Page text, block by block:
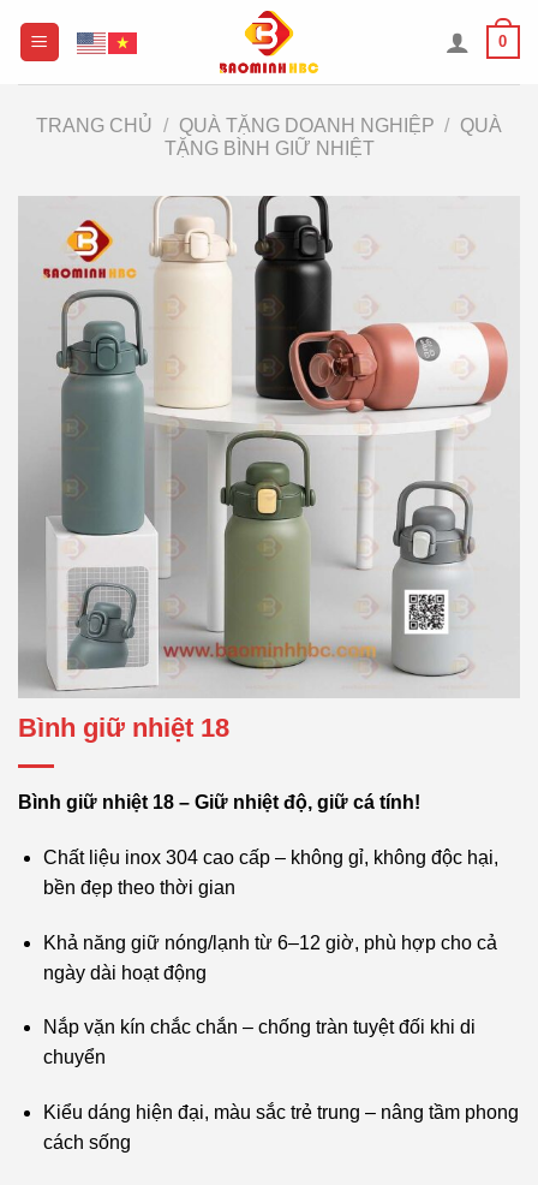
0
TRANG CHỦ / QUÀ TẶNG DOANH NGHIỆP / QUÀ
TẶNG BÌNH GIỮ NHIỆT
Bình giữ nhiệt 18
Bình giữ nhiệt 18 – Giữ nhiệt độ, giữ cá tính!
Chất liệu inox 304 cao cấp – không gỉ, không độc hại,
bền đẹp theo thời gian
Khả năng giữ nóng/lạnh từ 6–12 giờ, phù hợp cho cả
ngày dài hoạt động
Nắp vặn kín chắc chắn – chống tràn tuyệt đối khi di
chuyển
Kiểu dáng hiện đại, màu sắc trẻ trung – nâng tầm phong
cách sống